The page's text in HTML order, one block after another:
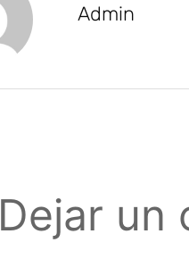
Admin
Dejar un